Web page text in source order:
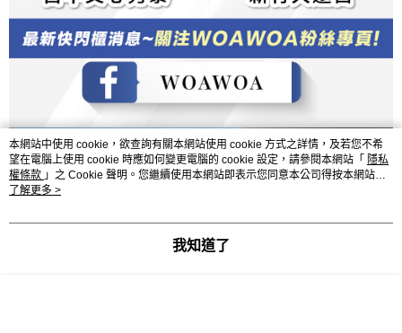
本網站中使用 cookie，欲查詢有關本網站使用 cookie 方式之詳情，及若您不希
望在電腦上使用 cookie 時應如何變更電腦的 cookie 設定，請參閱本網站「 隱私
權條款 」之 Cookie 聲明。您繼續使用本網站即表示您同意本公司得按本網站使
用條款之 Cookie 聲明使用 cookie。
了解更多 >
我知道了